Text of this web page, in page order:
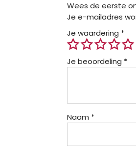
Wees de eerste
Je e-mailadres
Je waardering *
Je beoordeling *
Naam *